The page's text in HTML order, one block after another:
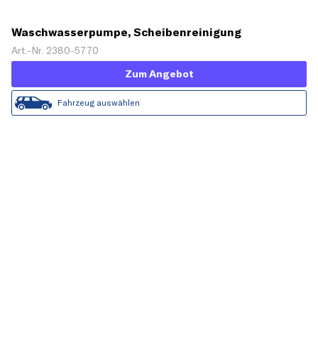
Waschwasserpumpe, Scheibenreinigung
Art.-Nr. 2380-5770
Zum Angebot
Fahrzeug auswählen